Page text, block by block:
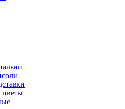
цветы